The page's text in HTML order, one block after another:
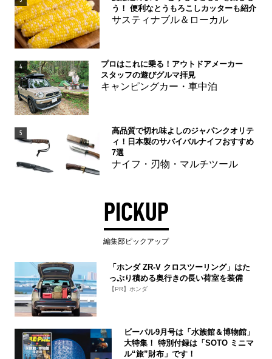
う！ 便利なとうもろこしカッターも紹介
サスティナブル＆ローカル
4
プロはこれに乗る！アウトドアメーカー
スタッフの遊びグルマ拝見
キャンピングカー・車中泊
5
高品質で切れ味よしのジャパンクオリテ
ィ！日本製のサバイバルナイフおすすめ
7選
ナイフ・刃物・マルチツール
PICKUP
編集部ピックアップ
「ホンダ ZR-V クロスツーリング」はた
っぷり積める奥行きの長い荷室を装備
【PR】ホンダ
ビーパル9月号は「水族館＆博物館」
大特集！ 特別付録は「SOTO ミニマ
ル“旅”財布」です！